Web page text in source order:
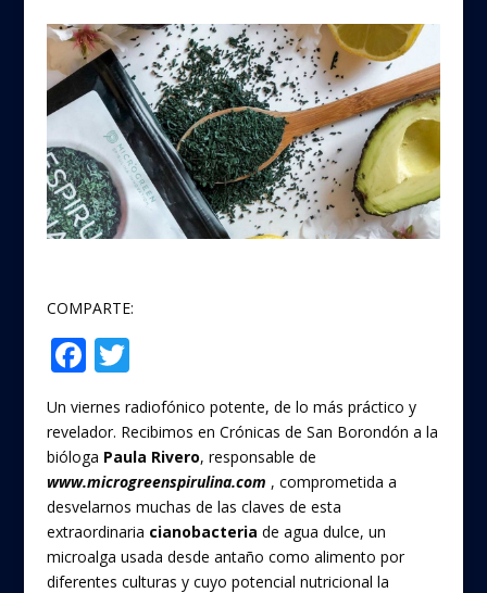
COMPARTE:
F
ac
e
b
o
o
k
T
w
itt
er
Un viernes radiofónico potente, de lo más práctico y
revelador. Recibimos en Crónicas de San Borondón a la
bióloga Paula Rivero, responsable de
www.microgreenspirulina.com , comprometida a
desvelarnos muchas de las claves de esta
extraordinaria cianobacteria de agua dulce, un
microalga usada desde antaño como alimento por
diferentes culturas y cuyo potencial nutricional la